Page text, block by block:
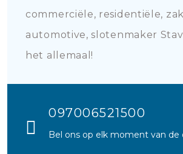
commerciële, residentiële,
automotive, slotenmaker
het allemaal!
097006521500
Bel ons op elk moment van de